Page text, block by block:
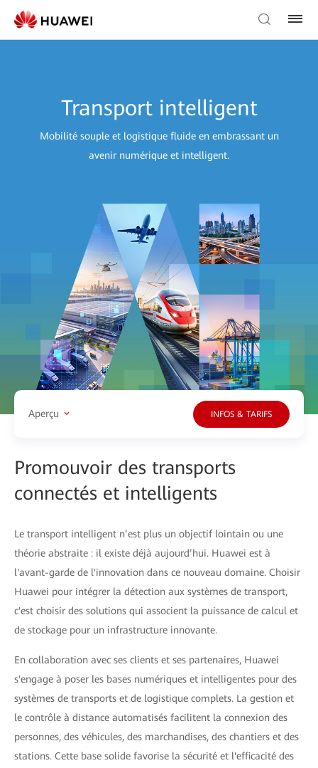
Transport intelligent
Mobilité souple et logistique fluide en embrassant un
avenir numérique et intelligent.
Aperçu INFOS & TARIFS
Promouvoir des transports
connectés et intelligents
Le transport intelligent n’est plus un objectif lointain ou une
théorie abstraite : il existe déjà aujourd’hui. Huawei est à
l'avant-garde de l'innovation dans ce nouveau domaine. Choisir
Huawei pour intégrer la détection aux systèmes de transport,
c'est choisir des solutions qui associent la puissance de calcul et
de stockage pour un infrastructure innovante.
En collaboration avec ses clients et ses partenaires, Huawei
s'engage à poser les bases numériques et intelligentes pour des
systèmes de transports et de logistique complets. La gestion et
le contrôle à distance automatisés facilitent la connexion des
personnes, des véhicules, des marchandises, des chantiers et des
stations. Cette base solide favorise la sécurité et l'efficacité des